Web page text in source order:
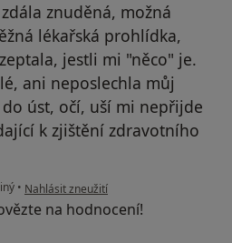
znuděná, možná
lékařská prohlídka,
jestli mi "něco" je.
ani neposlechla můj
úst, očí, uší mi nepřijde
k zjištění zdravotního
• podle názoru uživatele B.T.
Nahlásit zneužití
na hodnocení!